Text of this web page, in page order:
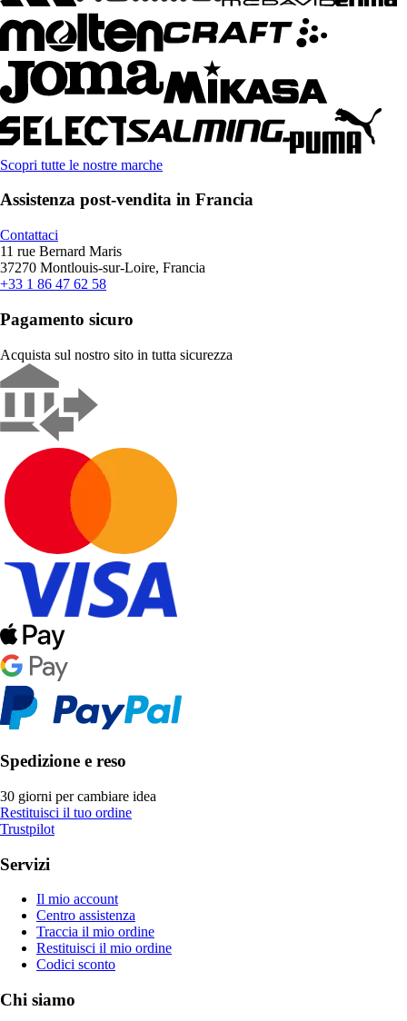
Scopri tutte le nostre marche
Assistenza post-vendita in Francia
Contattaci
11 rue Bernard Maris
37270 Montlouis-sur-Loire, Francia
+33 1 86 47 62 58
Pagamento sicuro
Acquista sul nostro sito in tutta sicurezza
Spedizione e reso
30 giorni per cambiare idea
Restituisci il tuo ordine
Trustpilot
Servizi
Il mio account
Centro assistenza
Traccia il mio ordine
Restituisci il mio ordine
Codici sconto
Chi siamo